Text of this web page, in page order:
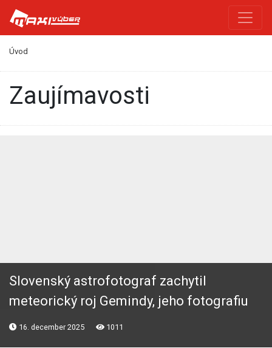
Úvod
Zaujímavosti
Slovenský astrofotograf zachytil
meteorický roj Gemindy, jeho fotografiu
ocenila NASA – FOTO
16. december 2025 1011